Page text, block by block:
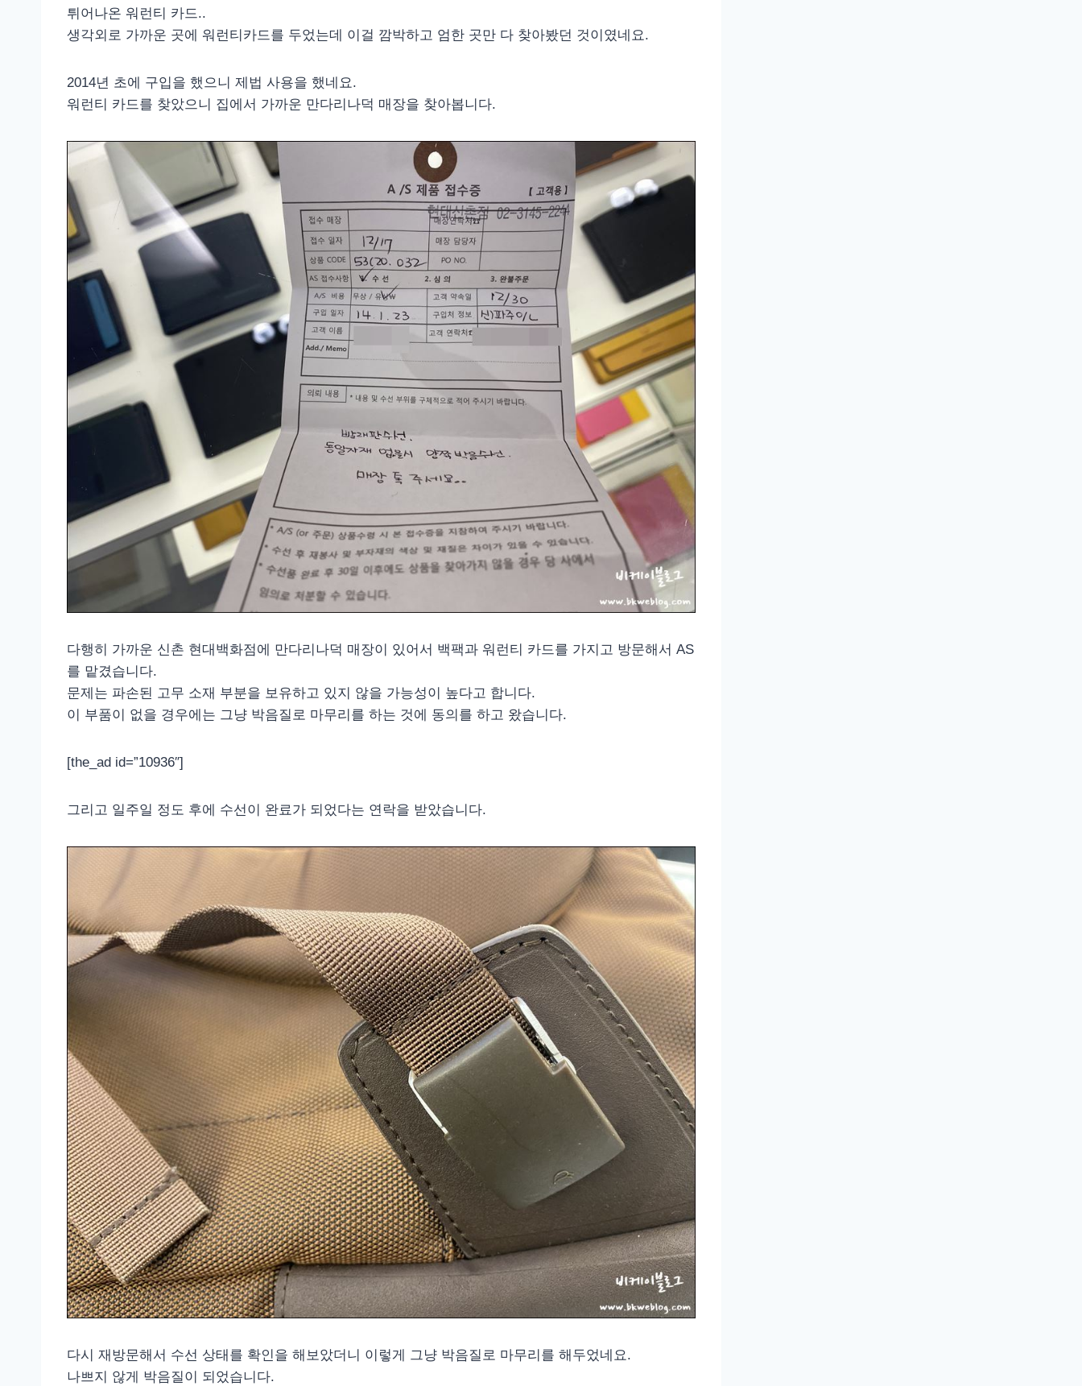
튀어나온 워런티 카드..
생각외로 가까운 곳에 워런티카드를 두었는데 이걸 깜박하고 엄한 곳만 다 찾아봤던 것이였네요.
2014년 초에 구입을 했으니 제법 사용을 했네요.
워런티 카드를 찾았으니 집에서 가까운 만다리나덕 매장을 찾아봅니다.
다행히 가까운 신촌 현대백화점에 만다리나덕 매장이 있어서 백팩과 워런티 카드를 가지고 방문해서 AS
를 맡겼습니다.
문제는 파손된 고무 소재 부분을 보유하고 있지 않을 가능성이 높다고 합니다.
이 부품이 없을 경우에는 그냥 박음질로 마무리를 하는 것에 동의를 하고 왔습니다.
[the_ad id=”10936″]
그리고 일주일 정도 후에 수선이 완료가 되었다는 연락을 받았습니다.
다시 재방문해서 수선 상태를 확인을 해보았더니 이렇게 그냥 박음질로 마무리를 해두었네요.
나쁘지 않게 박음질이 되었습니다.